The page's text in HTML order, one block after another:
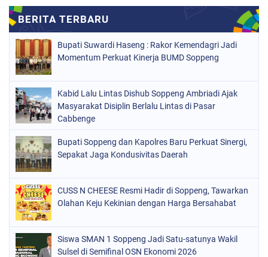
(147)
NASIONAL (1021)
ORGANISASI
PERISTIWA
POLITIK (220)
POLRI
SOPPENG (1889)
SULSEL
Bupati Suwardi Haseng : Rakor Kemendagri Jadi
Momentum Perkuat Kinerja BUMD Soppeng
Kabid Lalu Lintas Dishub Soppeng Ambriadi Ajak
Masyarakat Disiplin Berlalu Lintas di Pasar
Cabbenge
Bupati Soppeng dan Kapolres Baru Perkuat Sinergi,
Sepakat Jaga Kondusivitas Daerah
CUSS N CHEESE Resmi Hadir di Soppeng, Tawarkan
Olahan Keju Kekinian dengan Harga Bersahabat
Siswa SMAN 1 Soppeng Jadi Satu-satunya Wakil
Sulsel di Semifinal OSN Ekonomi 2026